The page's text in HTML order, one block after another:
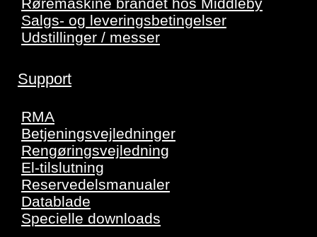
Røremaskine brandet hos Middleby
Salgs- og leveringsbetingelser
Udstillinger / messer
Support
RMA
Betjeningsvejledninger
Rengøringsvejledning
El-tilslutning
Reservedelsmanualer
Datablade
Specielle downloads